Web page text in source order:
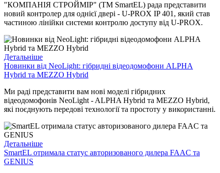
"КОМПАНІЯ СТРОЙМІР" (ТМ SmartEL) рада представити
новий контролер для однієї двері - U-PROX IP 401, який став
частиною лінійки системи контролю доступу від U-PROX.
Детальніше
Новинки від NeoLight: гібридні відеодомофони ALPHA
Hybrid та MEZZO Hybrid
Ми раді представити вам нові моделі гібридних
відеодомофонів NeoLight - ALPHA Hybrid та MEZZO Hybrid,
які поєднують передові технології та простоту у використанні.
Детальніше
SmartEL отримала статус авторизованого дилера FAAC та
GENIUS